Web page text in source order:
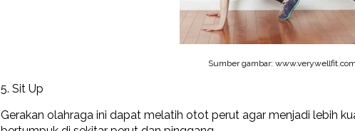
Sumber gambar: www.verywellfit.com
5. Sit Up
Gerakan olahraga ini dapat melatih otot perut agar menjadi lebih